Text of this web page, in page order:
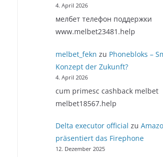
4. April 2026
мелбет телефон поддержки
www.melbet23481.help
melbet_fekn zu Phonebloks –
Konzept der Zukunft?
4. April 2026
cum primesc cashback melbet
melbet18567.help
Delta executor official zu
präsentiert das Firephone
12. Dezember 2025